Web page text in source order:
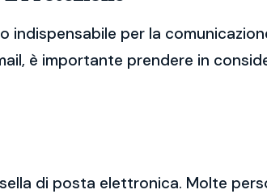
per la
è importante prendere in
di posta elettronica. Molte